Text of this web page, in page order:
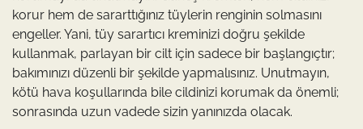
korur hem de sararttığınız tüylerin renginin solmasını
engeller. Yani, tüy sarartıcı kreminizi doğru şekilde
kullanmak, parlayan bir cilt için sadece bir başlangıçtır;
bakımınızı düzenli bir şekilde yapmalısınız. Unutmayın,
kötü hava koşullarında bile cildinizi korumak da önemli;
sonrasında uzun vadede sizin yanınızda olacak.